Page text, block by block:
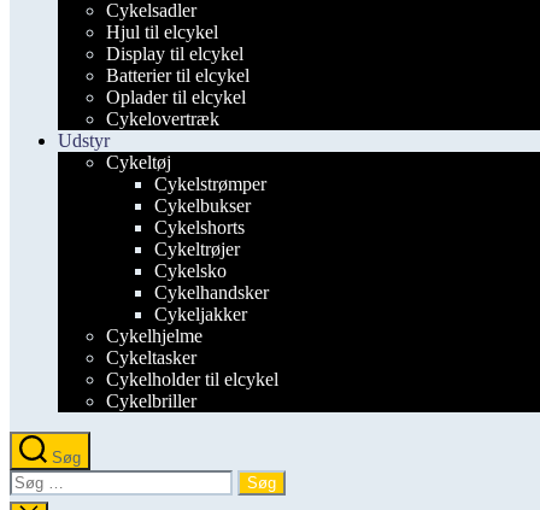
Cykelsadler
Hjul til elcykel
Display til elcykel
Batterier til elcykel
Oplader til elcykel
Cykelovertræk
Udstyr
Cykeltøj
Cykelstrømper
Cykelbukser
Cykelshorts
Cykeltrøjer
Cykelsko
Cykelhandsker
Cykeljakker
Cykelhjelme
Cykeltasker
Cykelholder til elcykel
Cykelbriller
Søg
Søg
efter: